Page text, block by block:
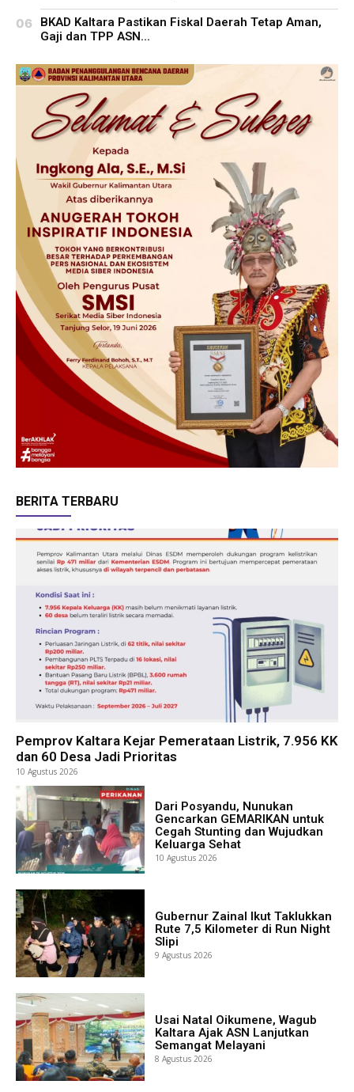
BKAD Kaltara Pastikan Fiskal Daerah Tetap Aman,
Gaji dan TPP ASN...
BERITA TERBARU
Pemprov Kaltara Kejar Pemerataan Listrik, 7.956 KK
dan 60 Desa Jadi Prioritas
10 Agustus 2026
Dari Posyandu, Nunukan
Gencarkan GEMARIKAN untuk
Cegah Stunting dan Wujudkan
Keluarga Sehat
10 Agustus 2026
Gubernur Zainal Ikut Taklukkan
Rute 7,5 Kilometer di Run Night
Slipi
9 Agustus 2026
Usai Natal Oikumene, Wagub
Kaltara Ajak ASN Lanjutkan
Semangat Melayani
8 Agustus 2026